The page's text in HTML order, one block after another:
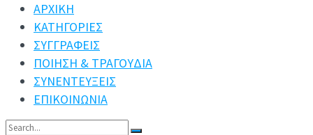
ΑΡΧΙΚΗ
ΚΑΤΗΓΟΡΙΕΣ
ΣΥΓΓΡΑΦΕΙΣ
ΠΟΙΗΣΗ & ΤΡΑΓΟΥΔΙΑ
ΣΥΝΕΝΤΕΥΞΕΙΣ
ΕΠΙΚΟΙΝΩΝΙΑ